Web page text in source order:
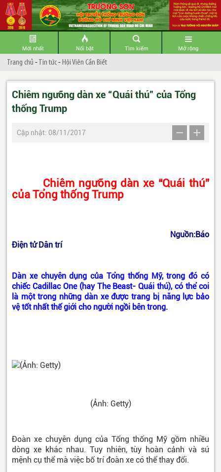
Mới nhất Nổi bật Tìm kiếm Mở rộng
Trang chủ -Tin tức- Hội Viên Cần Biết
Chiêm ngưỡng dàn xe “Quái thú” của Tổng
thống Trump
Cập nhật: 08/11/2017
Chiêm ngưỡng dàn xe “Quái thú”
của Tổng thống Trump
Nguồn:Báo
Điện tử Dân trí
Dàn xe chuyên dụng của Tổng thống Mỹ, trong đó có
chiếc Cadillac One (hay The Beast- Quái thú), có thể coi
là một trong những dàn xe được trang bị năng lực bảo
vệ tốt nhất thế giới cho người ngồi bên trong.
(Ảnh: Getty)
Đoàn xe chuyên dụng của Tổng thống Mỹ gồm nhiều
dòng xe khác nhau. Tuy nhiên, tùy hoàn cảnh và sứ
mệnh cụ thể mà việc bố trí đoàn xe có thể thay đổi.